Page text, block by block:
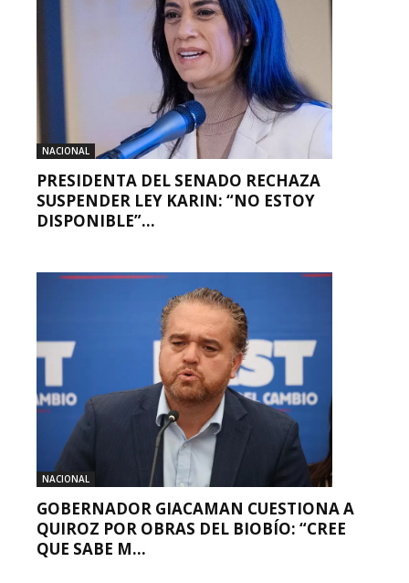
NACIONAL
PRESIDENTA DEL SENADO RECHAZA
SUSPENDER LEY KARIN: “NO ESTOY
DISPONIBLE”...
NACIONAL
GOBERNADOR GIACAMAN CUESTIONA A
QUIROZ POR OBRAS DEL BIOBÍO: “CREE
QUE SABE M...